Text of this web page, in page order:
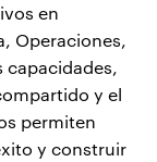
en
Operaciones,
capacidades,
y el
permiten
y construir